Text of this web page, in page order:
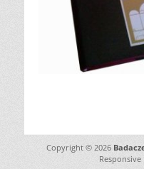
Copyright © 2026
Responsive